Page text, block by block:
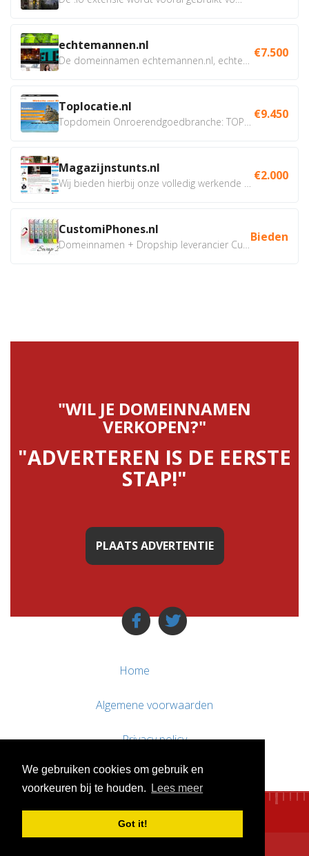
We gebruiken cookies om gebruik en
voorkeuren bij te houden.
Lees meer
Got it!
echtemannen.nl €7.500
Toplocatie.nl €9.450
Magazijnstunts.nl €2.000
CustomiPhones.nl Bieden
"WIL JE DOMEINNAMEN
VERKOPEN?"
"ADVERTEREN IS DE EERSTE
STAP!"
PLAATS ADVERTENTIE
Home
Algemene voorwaarden
Privacy policy
Contact / Support